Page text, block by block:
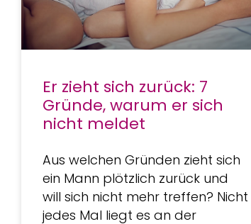
Er zieht sich zurück: 7
Gründe, warum er sich
nicht meldet
Aus welchen Gründen zieht sich
ein Mann plötzlich zurück und
will sich nicht mehr treffen? Nicht
jedes Mal liegt es an der